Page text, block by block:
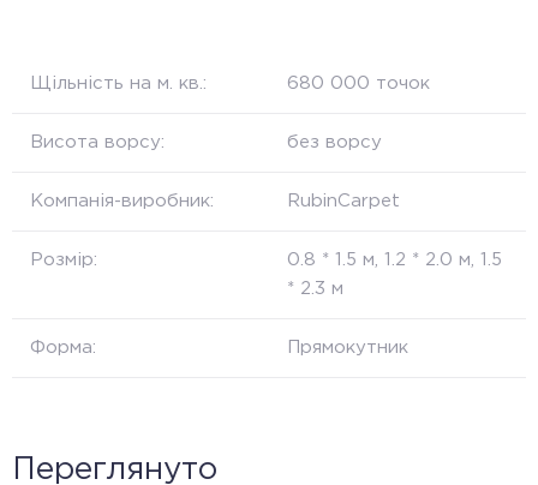
Щільність на м. кв.: 680 000 точок
Висота ворсу: без ворсу
Компанія-виробник: RubinCarpet
Розмір:
0.8 * 1.5 м, 1.2 * 2.0 м, 1.5
* 2.3 м
Форма: Прямокутник
Переглянуто